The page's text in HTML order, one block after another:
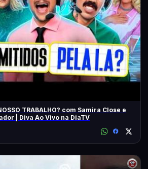
TRABALHO? com Samira Close e
| Diva Ao Vivo na DiaTV